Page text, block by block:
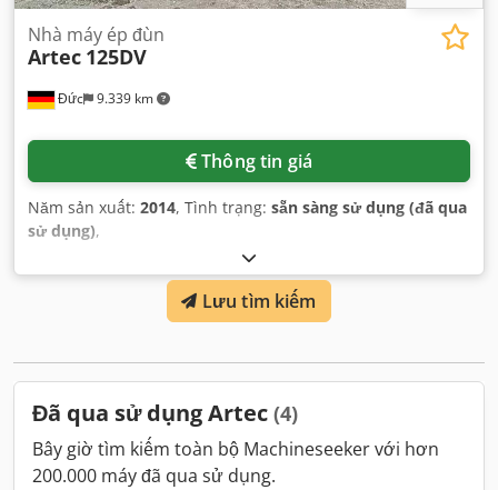
Đức 9.339 km
Nhà máy ép đùn
Artec 125DV
Thông tin giá
Năm sản xuất: 2014, Tình trạng: sẵn sàng sử dụng (đã qua
sử dụng),
Lưu tìm kiếm
Đã qua sử dụng Artec (4)
Bây giờ tìm kiếm toàn bộ Machineseeker với hơn
200.000 máy đã qua sử dụng.